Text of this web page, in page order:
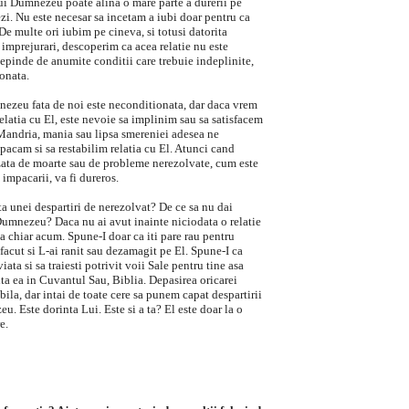
Nu este necesar sa incetam a iubi doar pentru ca
multe ori iubim pe cineva, si totusi datorita
descoperim ca acea relatie nu este
de anumite conditii care trebuie indeplinite,
fata de noi este neconditionata, dar daca vrem
cu El, este nevoie sa implinim sau sa satisfacem
mania sau lipsa smereniei adesea ne
si sa restabilim relatia cu El. Atunci cand
de moarte sau de probleme nerezolvate, cum este
va fi dureros.
unei despartiri de nerezolvat? De ce sa nu dai
Daca nu ai avut inainte niciodata o relatie
chiar acum. Spune-I doar ca iti pare rau pentru
si L-ai ranit sau dezamagit pe El. Spune-I ca
si sa traiesti potrivit voii Sale pentru tine asa
ea in Cuvantul Sau, Biblia. Depasirea oricarei
dar intai de toate cere sa punem capat despartirii
Este dorinta Lui. Este si a ta? El este doar la o